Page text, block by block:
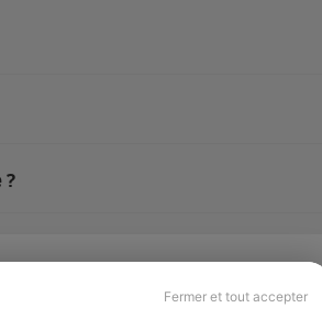
Fermer et tout accepter